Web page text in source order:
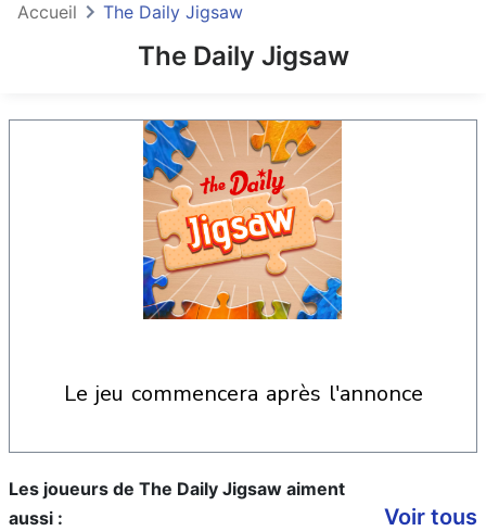
The Daily Jigsaw
Accueil The Daily Jigsaw
le jeu commencera après l'annonce
Les joueurs de The Daily Jigsaw aiment
aussi :
Voir tous